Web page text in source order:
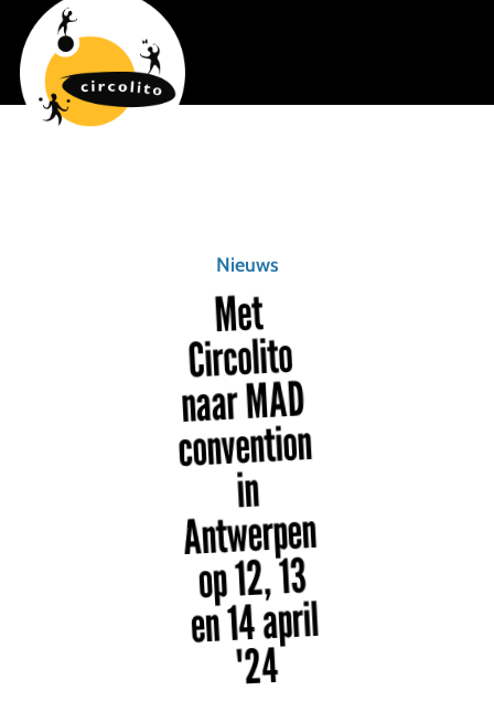
Nieuws
Met
Circolito
naar MAD
convention
in
Antwerpen
op 12, 13
en 14 april
'24